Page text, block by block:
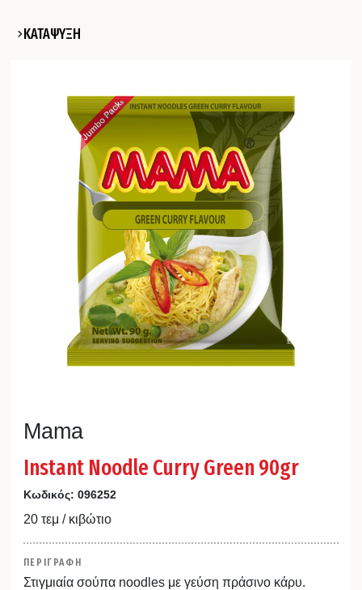
ΚΑΤΑΨΥΞΗ
Mama
Instant Noodle Curry Green 90gr
Κωδικός: 096252
20 τεμ / κιβώτιο
ΠΕΡΙΓΡΑΦΗ
Στιγμιαία σούπα noodles με γεύση πράσινο κάρυ.